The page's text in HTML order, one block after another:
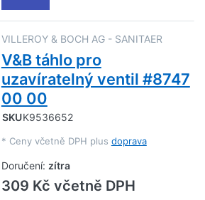
VILLEROY & BOCH AG - SANITAER
V&B táhlo pro
uzavíratelný ventil #8747
00 00
SKUK9536652
* Ceny včetně DPH plus doprava
Doručení: zítra
309 Kč včetně DPH